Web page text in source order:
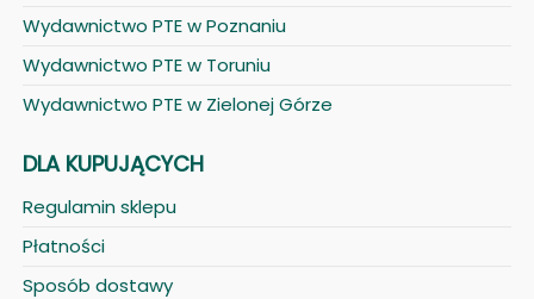
Wydawnictwo PTE w Poznaniu
Wydawnictwo PTE w Toruniu
Wydawnictwo PTE w Zielonej Górze
DLA KUPUJĄCYCH
Regulamin sklepu
Płatności
Sposób dostawy